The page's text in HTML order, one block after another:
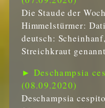
Die Staude der
Himmelstürmer:
deutsch:
Streichkraut
► Deschampsia
(08.09.2020)
Deschampsia